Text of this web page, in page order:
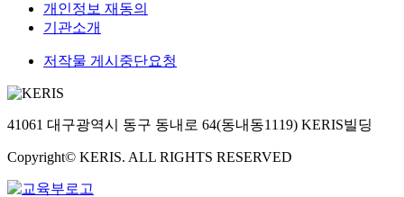
개인정보 재동의
기관소개
저작물 게시중단요청
41061 대구광역시 동구 동내로 64(동내동1119) KERIS빌딩
Copyright© KERIS. ALL RIGHTS RESERVED